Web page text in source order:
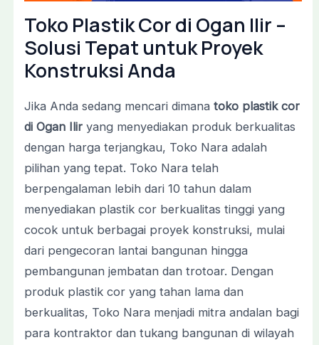
Toko Plastik Cor di Ogan Ilir –
Solusi Tepat untuk Proyek
Konstruksi Anda
Jika Anda sedang mencari dimana toko plastik cor
di Ogan Iliryang menyediakan produk berkualitas
dengan harga terjangkau, Toko Nara adalah
pilihan yang tepat. Toko Nara telah
berpengalaman lebih dari 10 tahun dalam
menyediakan plastik cor berkualitas tinggi yang
cocok untuk berbagai proyek konstruksi, mulai
dari pengecoran lantai bangunan hingga
pembangunan jembatan dan trotoar. Dengan
produk plastik cor yang tahan lama dan
berkualitas, Toko Nara menjadi mitra andalan bagi
para kontraktor dan tukang bangunan di wilayah